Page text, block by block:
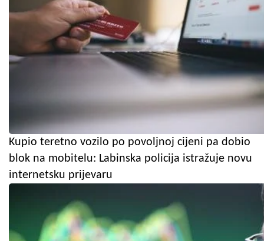
Kupio teretno vozilo po povoljnoj cijeni pa dobio
blok na mobitelu: Labinska policija istražuje novu
internetsku prijevaru